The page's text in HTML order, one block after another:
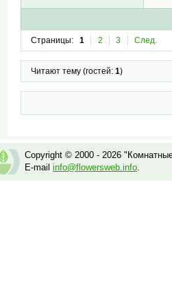
Страницы: 1 2 3 След.
Читают тему (гостей: 1)
Copyright © 2000 - 2026
E-mail info@flowersweb.info.